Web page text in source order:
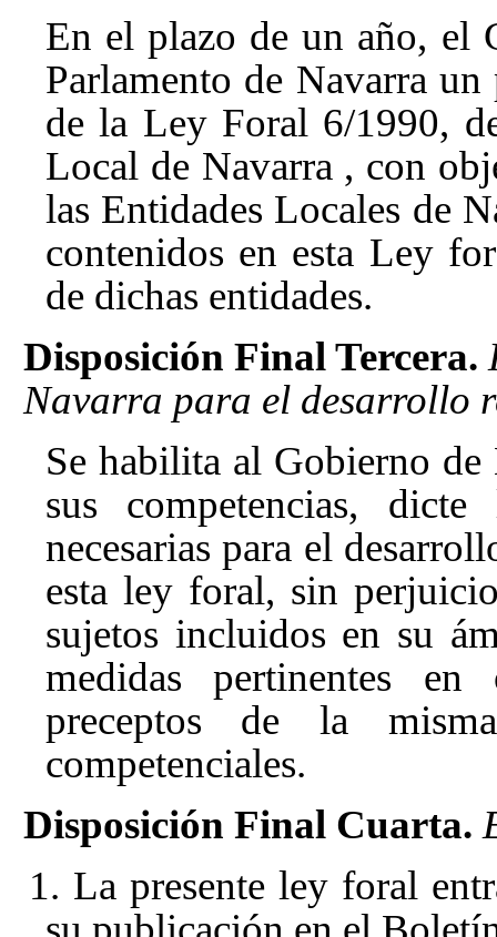
En el plazo de un año, el
Parlamento de Navarra
de la Ley Foral 6/1990,
Local de Navarra , con
las Entidades Locales de
contenidos en esta Ley
de dichas entidades.
Disposición Final Tercera.
Navarra para el desarrollo
Se habilita al Gobierno
sus competencias, dicte
necesarias para el
esta ley foral, sin
sujetos incluidos en su
medidas pertinentes
preceptos de la
competenciales.
Disposición Final Cuarta.
1. La presente ley foral